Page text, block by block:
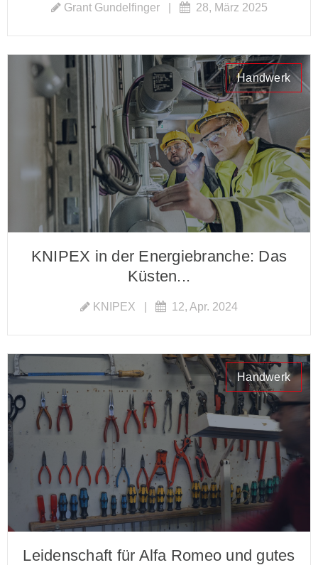
Grant Gundelfinger| 28, März 2025
Handwerk
KNIPEX in der Energiebranche: Das
Küsten...
KNIPEX 12, Apr. 2024
Handwerk
Leidenschaft für Alfa Romeo und gutes